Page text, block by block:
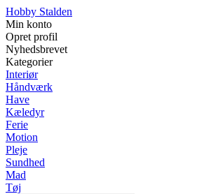
Hobby Stalden
Min konto
Opret profil
Nyhedsbrevet
Kategorier
Interiør
Håndværk
Have
Kæledyr
Ferie
Motion
Pleje
Sundhed
Mad
Tøj